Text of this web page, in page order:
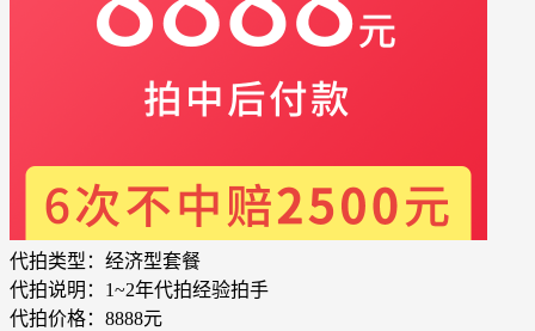
代拍类型： 经济型套餐
代拍说明： 1~2年代拍经验拍手
代拍价格： 8888元